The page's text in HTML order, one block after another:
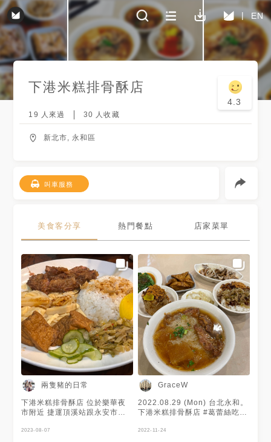
EN
下港米糕排骨酥店
4.3
19 人來過 30 人收藏
新北市, 永和區
叫車服務
美食客分享 熱門餐點 店家菜單
兩隻豬的日常
下港米糕排骨酥店 位於樂華夜
市附近 捷運頂溪站跟永安市場
境還算乾淨明亮，座位也蠻多的
2023-08-07
GraceW
2022.08.29 (Mon) 台北永和。
下港米糕排骨酥店 #葛蕾絲吃台
口都排好多人，外帶的更多 金
2022-11-24